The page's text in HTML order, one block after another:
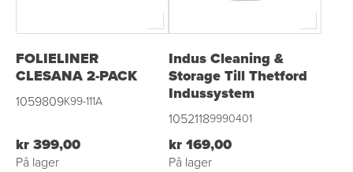
FOLIELINER
CLESANA 2-PACK
1059809K99-111A
kr 399,00
På lager
Indus Cleaning &
Storage Till Thetford
Indussystem
10521189990401
kr 169,00
På lager